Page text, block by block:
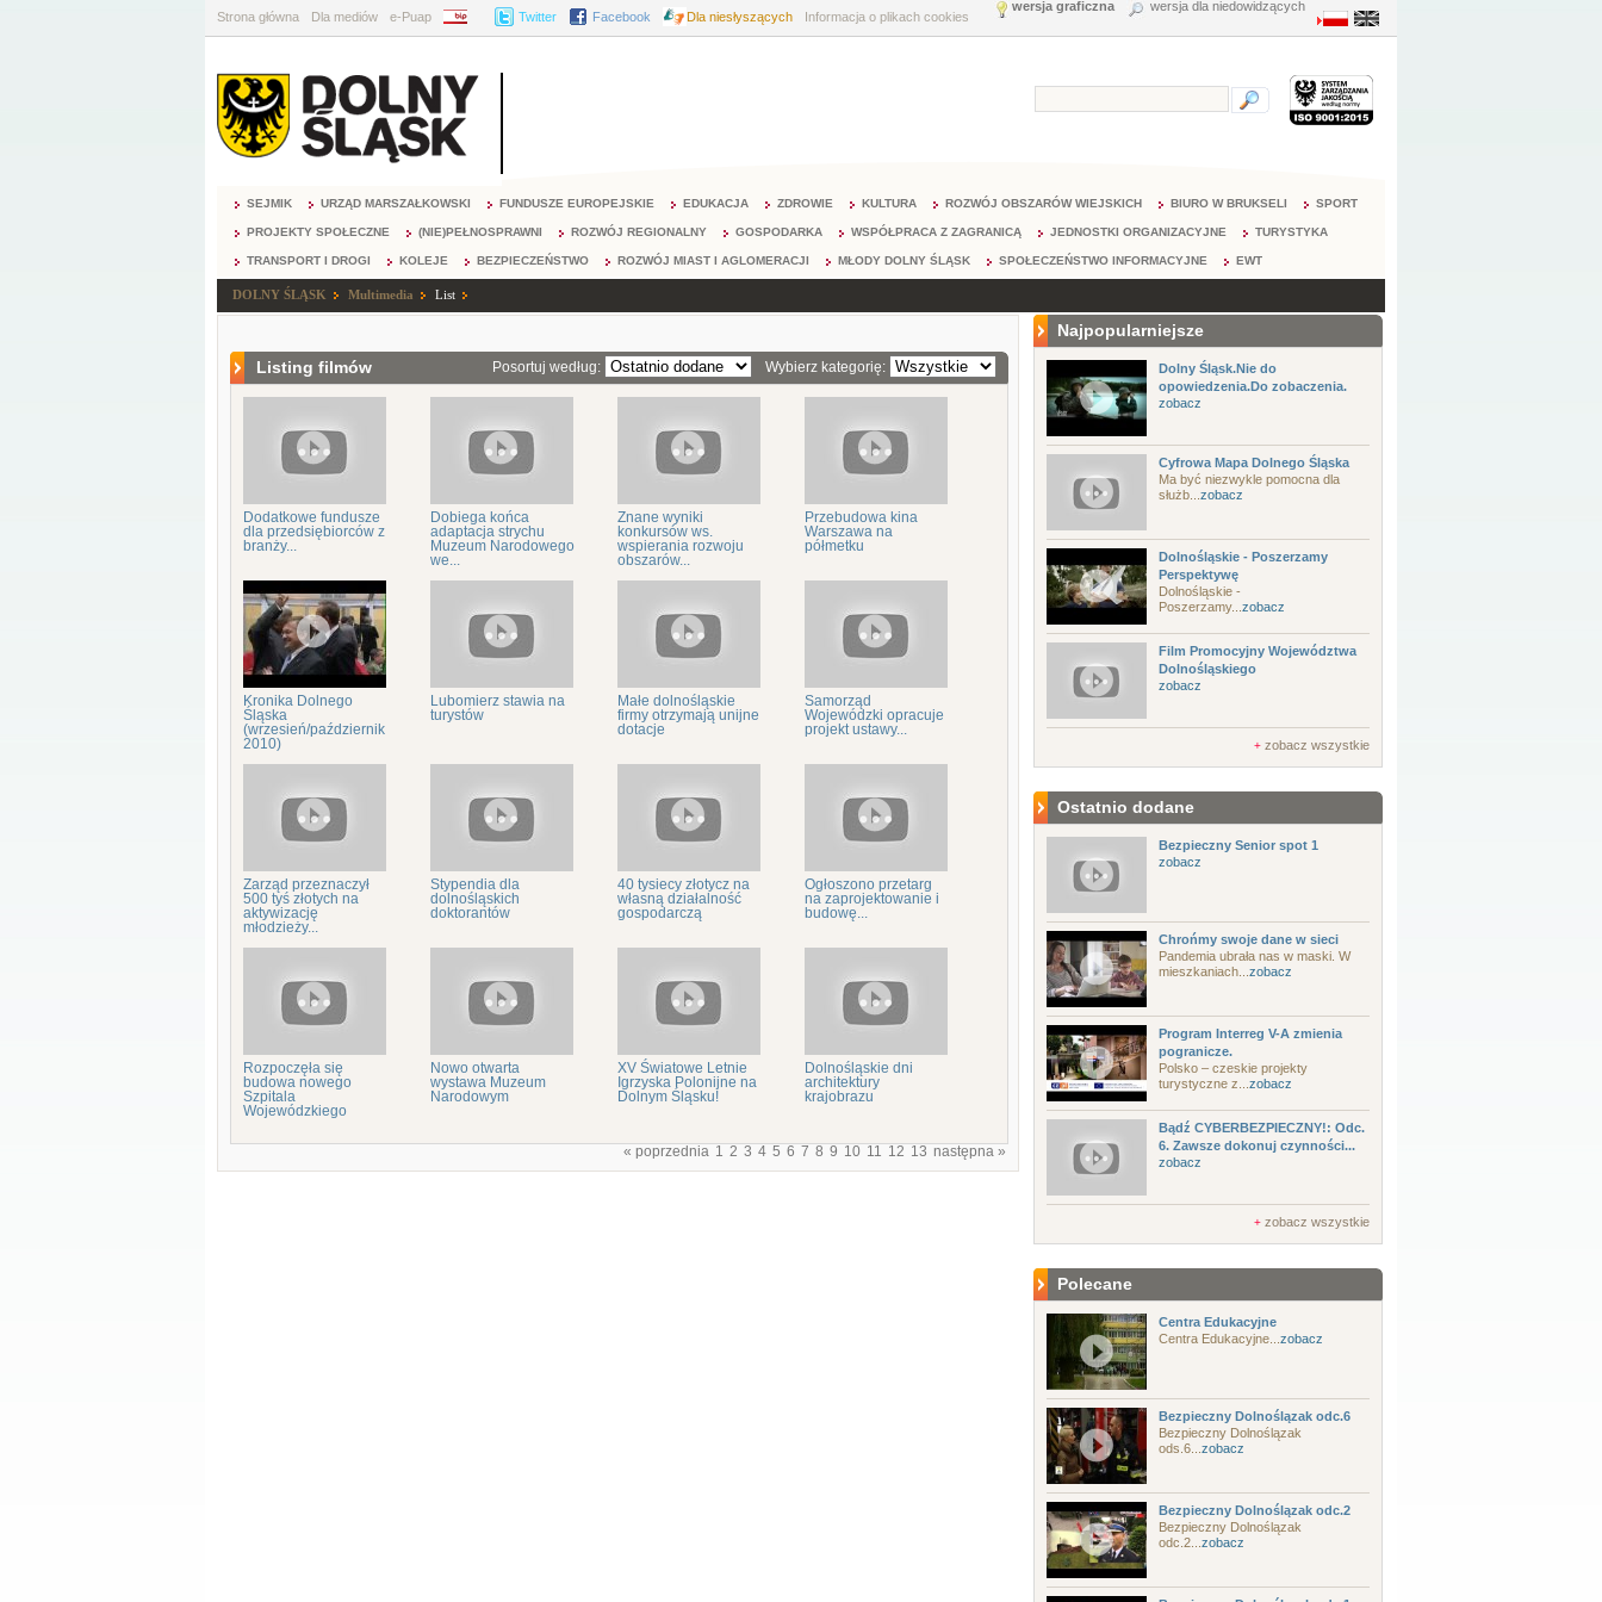
Strona główna Dla mediów e-Puap BIP Twitter Facebook Dla niesłyszących Informacja o plikach cookies
wersja graficzna wersja dla niedowidzących
SEJMIK URZĄD MARSZAŁKOWSKI FUNDUSZE EUROPEJSKIE EDUKACJA ZDROWIE KULTURA ROZWÓJ OBSZARÓW WIEJSKICH BIURO W BRUKSELI SPORT
PROJEKTY SPOŁECZNE (NIE)PEŁNOSPRAWNI ROZWÓJ REGIONALNY GOSPODARKA WSPÓŁPRACA Z ZAGRANICĄ JEDNOSTKI ORGANIZACYJNE TURYSTYKA
TRANSPORT I DROGI KOLEJE BEZPIECZEŃSTWO ROZWÓJ MIAST I AGLOMERACJI MŁODY DOLNY ŚLĄSK SPOŁECZEŃSTWO INFORMACYJNE EWT
DOLNY ŚLĄSK Multimedia List
Listing filmów Posortuj według: Wybierz kategorię:
Dodatkowe fundusze
dla przedsiębiorców z
branży...
Dobiega końca
adaptacja strychu
Muzeum Narodowego
we...
Znane wyniki
konkursów ws.
wspierania rozwoju
obszarów...
Przebudowa kina
Warszawa na
półmetku
Kronika Dolnego
Śląska
(wrzesień/październik
2010)
Lubomierz stawia na
turystów
Małe dolnośląskie
firmy otrzymają unijne
dotacje
Samorząd
Wojewódzki opracuje
projekt ustawy...
Zarząd przeznaczył
500 tyś złotych na
aktywizację
młodzieży...
Stypendia dla
dolnośląskich
doktorantów
40 tysiecy złotycz na
własną działalność
gospodarczą
Ogłoszono przetarg
na zaprojektowanie i
budowę...
Rozpoczęła się
budowa nowego
Szpitala
Wojewódzkiego
Nowo otwarta
wystawa Muzeum
Narodowym
XV Światowe Letnie
Igrzyska Polonijne na
Dolnym Śląsku!
Dolnośląskie dni
architektury
krajobrazu
« poprzednia 1 2 3 4 5 6 7 8 9 10 11 12 13 następna »
Najpopularniejsze
Dolny Śląsk.Nie do
opowiedzenia.Do zobaczenia.
zobacz
Cyfrowa Mapa Dolnego Śląska
Ma być niezwykle pomocna dla
służb... zobacz
Dolnośląskie - Poszerzamy
Perspektywę
Dolnośląskie -
Poszerzamy... zobacz
Film Promocyjny Województwa
Dolnośląskiego
zobacz
+ zobacz wszystkie
Ostatnio dodane
Bezpieczny Senior spot 1
zobacz
Chrońmy swoje dane w sieci
Pandemia ubrała nas w maski. W
mieszkaniach... zobacz
Program Interreg V-A zmienia
pogranicze.
Polsko – czeskie projekty
turystyczne z... zobacz
Bądź CYBERBEZPIECZNY!: Odc.
6. Zawsze dokonuj czynności...
zobacz
+ zobacz wszystkie
Polecane
Centra Edukacyjne
Centra Edukacyjne... zobacz
Bezpieczny Dolnoślązak odc.6
Bezpieczny Dolnoślązak
ods.6... zobacz
Bezpieczny Dolnoślązak odc.2
Bezpieczny Dolnoślązak
odc.2... zobacz